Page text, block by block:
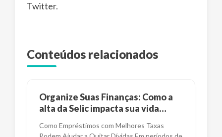
Twitter.
Conteúdos relacionados
Organize Suas Finanças: Como a
alta da Selic impacta sua vida
Como Empréstimos com Melhores Taxas